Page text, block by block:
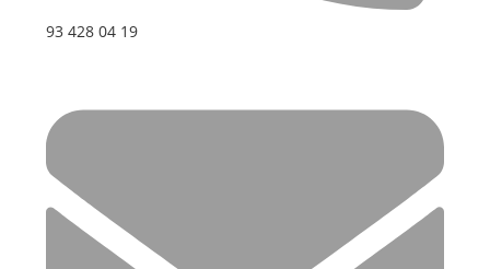
93 428 04 19